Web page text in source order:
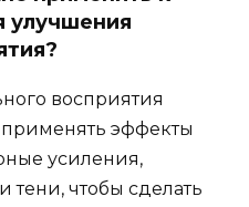
улучшения
восприятия
эффекты
усиления,
чтобы сделать